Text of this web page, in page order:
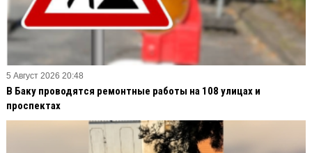
5 Август 2026 20:48
В Баку проводятся ремонтные работы на 108 улицах и
проспектах